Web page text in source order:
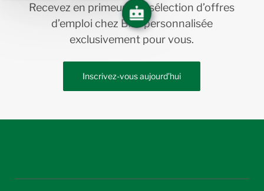
Recevez en primeur une sélection d’offres
d’emploi chez Bird personnalisée
exclusivement pour vous.
Inscrivez-vous aujourd’hui
us